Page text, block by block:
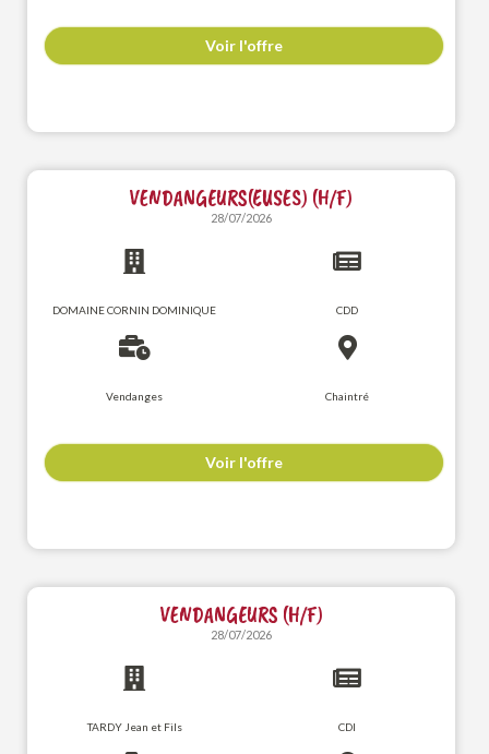
Voir l'offre
VENDANGEURS(EUSES) (H/F)
28/07/2026
DOMAINE CORNIN DOMINIQUE CDD
Vendanges Chaintré
Voir l'offre
VENDANGEURS (H/F)
28/07/2026
TARDY Jean et Fils CDI